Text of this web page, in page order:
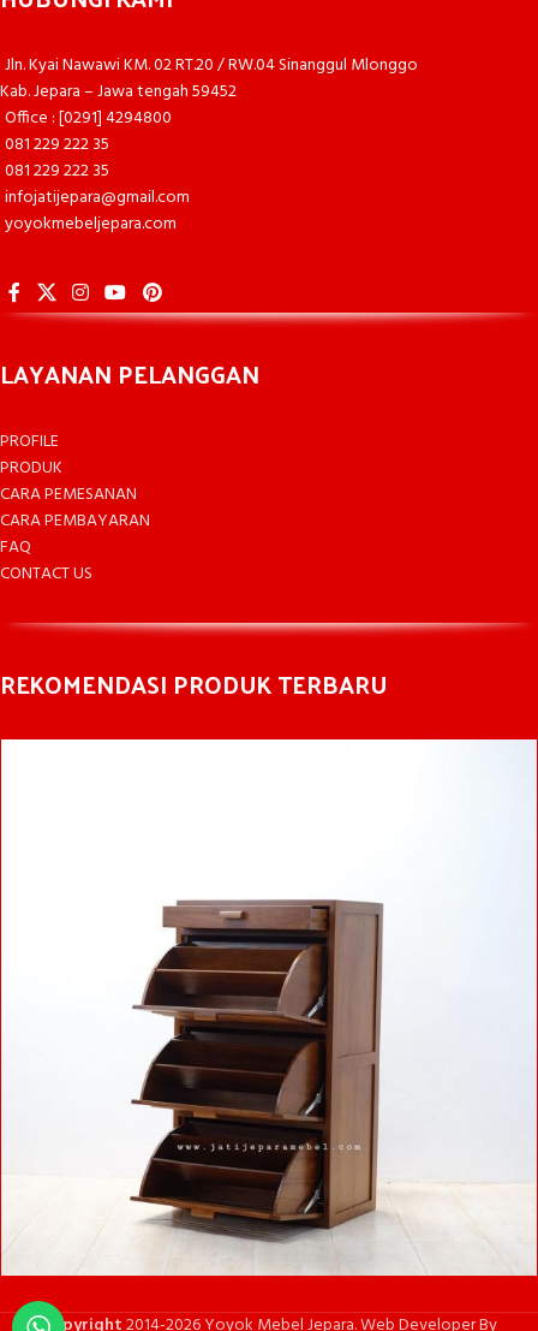
Jln. Kyai Nawawi KM. 02 RT.20 / RW.04 Sinanggul Mlonggo
Kab. Jepara – Jawa tengah 59452
Office : [0291] 4294800
081 229 222 35
081 229 222 35
infojatijepara@gmail.com
yoyokmebeljepara.com
LAYANAN PELANGGAN
PROFILE
PRODUK
CARA PEMESANAN
CARA PEMBAYARAN
FAQ
CONTACT US
REKOMENDASI PRODUK TERBARU
Copyright2014-2026 Yoyok Mebel Jepara. Web Developer By